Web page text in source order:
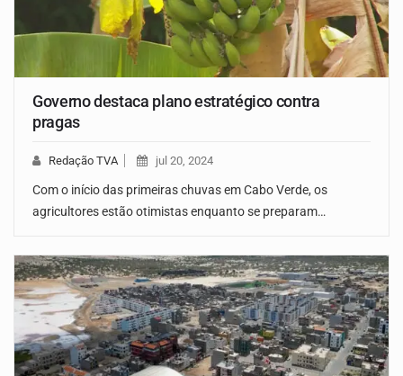
Governo destaca plano estratégico contra
pragas
Redação TVA jul 20, 2024
Com o início das primeiras chuvas em Cabo Verde, os
agricultores estão otimistas enquanto se preparam…